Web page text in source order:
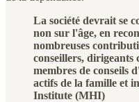
La société devrait se
non sur l'âge, en
nombreuses
conseillers,
membres de conseils
actifs de la famille et
Institute (MHI)